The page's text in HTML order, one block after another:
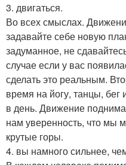
3. двигаться.
Во всех смыслах.
задавайте себе новую
задуманное, не
случае если у вас
сделать это реальным.
время на йогу, танцы,
в день. Движение
нам уверенность, что мы
крутые горы.
4. вы намного сильнее,